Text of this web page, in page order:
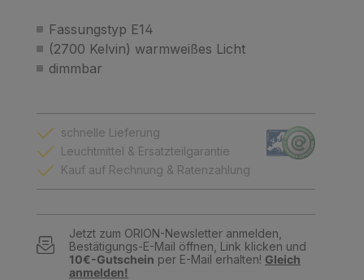
Fassungstyp E14
(2700 Kelvin) warmweißes Licht
dimmbar
schnelle Lieferung
Leuchtmittel & Ersatzteilgarantie
Kauf auf Rechnung & Ratenzahlung
Jetzt zum ORION-Newsletter anmelden,
Bestätigungs-E-Mail öffnen, Link klicken und
10€-Gutschein per E-Mail erhalten! Gleich
anmelden!